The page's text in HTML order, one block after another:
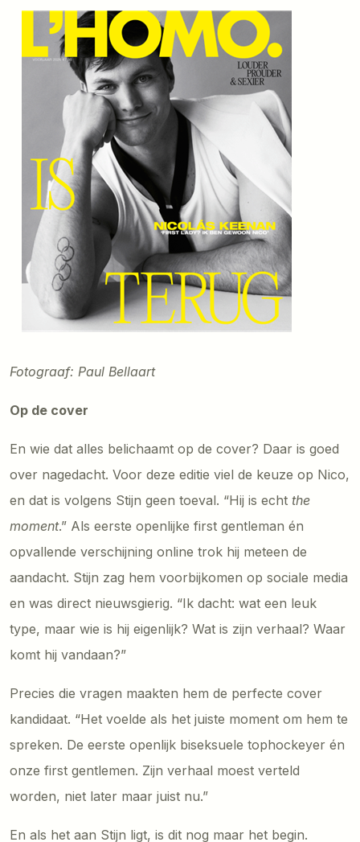
Fotograaf: Paul Bellaart
Op de cover
En wie dat alles belichaamt op de cover? Daar is goed
over nagedacht. Voor deze editie viel de keuze op Nico,
en dat is volgens Stijn geen toeval. “Hij is echt the
moment.” Als eerste openlijke first gentleman én
opvallende verschijning online trok hij meteen de
aandacht. Stijn zag hem voorbijkomen op sociale media
en was direct nieuwsgierig. “Ik dacht: wat een leuk
type, maar wie is hij eigenlijk? Wat is zijn verhaal? Waar
komt hij vandaan?”
Precies die vragen maakten hem de perfecte cover
kandidaat. “Het voelde als het juiste moment om hem te
spreken. De eerste openlijk biseksuele tophockeyer én
onze first gentlemen. Zijn verhaal moest verteld
worden, niet later maar juist nu.”
En als het aan Stijn ligt, is dit nog maar het begin.